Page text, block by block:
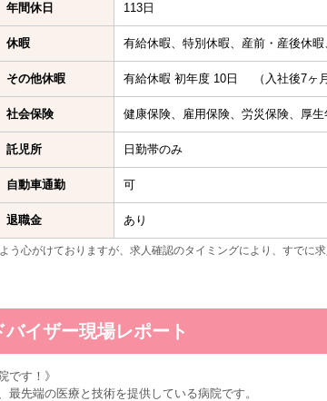
年間休日 113日
休暇 有給休暇、特別休暇、産前・産後休
その他休暇 有給休暇 初年度 10日 （入社後7ヶ月
社会保険 健康保険、雇用保険、労災保険、厚生
託児所 日勤帯のみ
自動車通勤 可
退職金 あり
う心がけておりますが、求人確認のタイミングにより、すでに
バイザー現場レポート
です！》
先端の医療と技術を提供している病院です。